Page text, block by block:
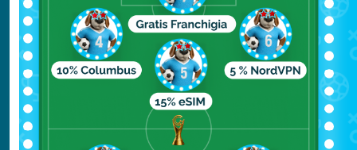
del Mar Rosso (da I dieci
comandamenti) tratto dal celebre
film degli anni ‘70, fino alle attrazioni
che si ispirano ai film più moderni,
come per esempio Harry Potter. La